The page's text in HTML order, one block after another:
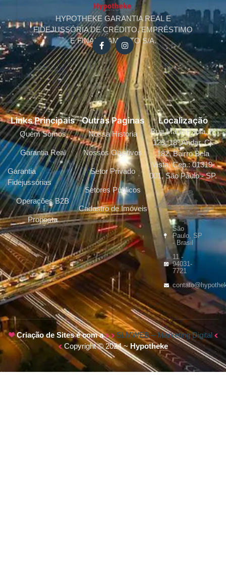
HYPOTHEKE GARANTIA REAL E
FIDEJUSSÓRIA DE CRÉDITO, EMPRÉSTIMO
E FINANCIAMENTO S/A.
Links Principais
Quem Somos
Garantia Real
Garantia
Fidejussórias
Operações B2B
Proposta
Outras Paginas
Nossa Historia
Nossos Objetivos
Setor Privado
Setores Públicos
Cadastro de Imóveis
Localização
Rua Maria Paula, nº
123, 18º Andar, Cj.
182, Bairro Bela
Vista, Cep.: 01319-
001, São Paulo - SP.
São
Paulo, SP
- Brasil
11 -
94031-
7721
Criação de Sites é com a
SLMWEB – Marketing Digital
Copyright © 2024 ~ Hypotheke